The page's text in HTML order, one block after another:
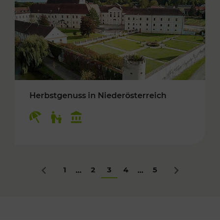
Herbstgenuss in Niederösterreich
Zurück
1 ... 2 3 4 ... 5 Nächstes